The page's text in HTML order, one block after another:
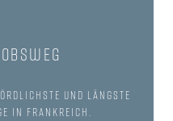
und längste
in Frankreich.